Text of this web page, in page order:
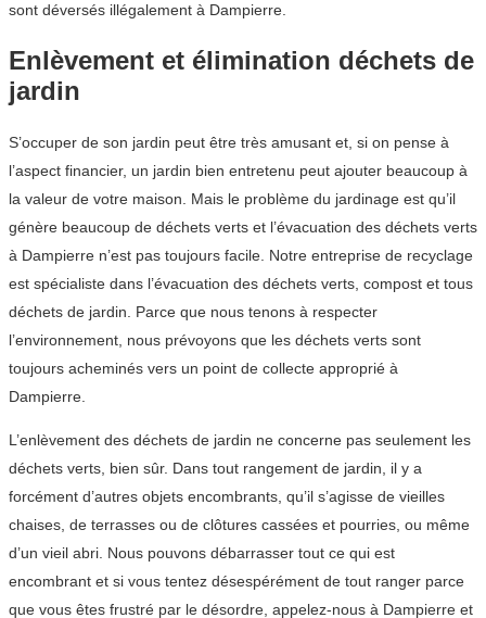
sont déversés illégalement à Dampierre.
Enlèvement et élimination déchets de
jardin
S’occuper de son jardin peut être très amusant et, si on pense à
l’aspect financier, un jardin bien entretenu peut ajouter beaucoup à
la valeur de votre maison. Mais le problème du jardinage est qu’il
génère beaucoup de déchets verts et l’évacuation des déchets verts
à Dampierre n’est pas toujours facile. Notre entreprise de recyclage
est spécialiste dans l’évacuation des déchets verts, compost et tous
déchets de jardin. Parce que nous tenons à respecter
l’environnement, nous prévoyons que les déchets verts sont
toujours acheminés vers un point de collecte approprié à
Dampierre.
L’enlèvement des déchets de jardin ne concerne pas seulement les
déchets verts, bien sûr. Dans tout rangement de jardin, il y a
forcément d’autres objets encombrants, qu’il s’agisse de vieilles
chaises, de terrasses ou de clôtures cassées et pourries, ou même
d’un vieil abri. Nous pouvons débarrasser tout ce qui est
encombrant et si vous tentez désespérément de tout ranger parce
que vous êtes frustré par le désordre, appelez-nous à Dampierre et